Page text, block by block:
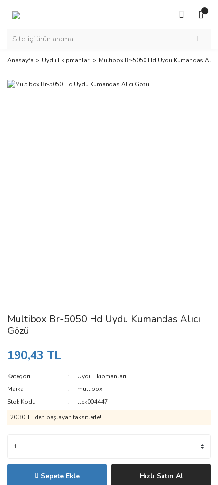
Anasayfa Uydu Ekipmanları Multibox Br-5050 Hd Uydu Kumandas
Multibox Br-5050 Hd Uydu Kumandas Alıcı
Gözü
190,43 TL
Kategori
Uydu Ekipmanları
Marka
multibox
Stok Kodu
ttek004447
20,30 TL den başlayan taksitlerle!
Sepete Ekle Hızlı Satın Al